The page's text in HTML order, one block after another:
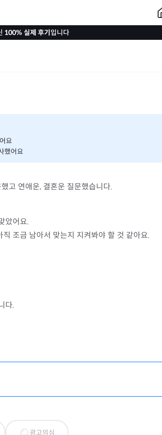
100% 실제 후기입니다
요
했어요
고 연애운, 결혼운 질문했습니다.
았어요.
조금 남아서 맞는지 지켜봐야 할 것 같아요.
다.
광고의심